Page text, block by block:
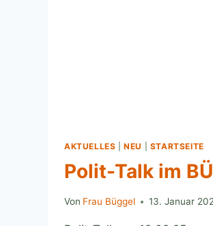
AKTUELLES |NEU STARTSEITE
Polit-Talk im
Von Frau Büggel 13. Januar